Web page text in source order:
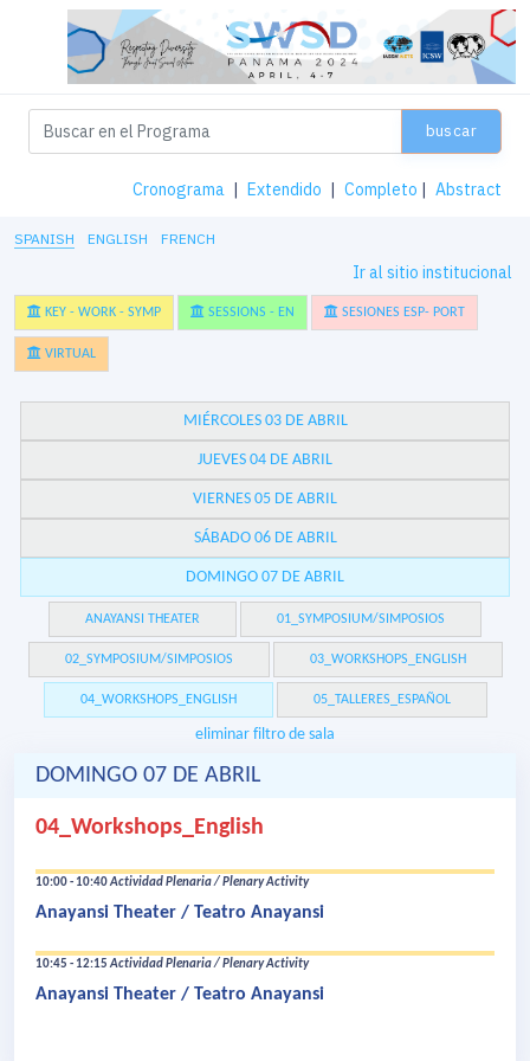
buscar
Cronograma | Extendido | Completo | Abstract
SPANISH ENGLISH FRENCH
Ir al sitio institucional
KEY - WORK - SYMP SESSIONS - EN SESIONES ESP- PORT
VIRTUAL
MIÉRCOLES 03 DE ABRIL
JUEVES 04 DE ABRIL
VIERNES 05 DE ABRIL
SÁBADO 06 DE ABRIL
DOMINGO 07 DE ABRIL
ANAYANSI THEATER 01_SYMPOSIUM/SIMPOSIOS
02_SYMPOSIUM/SIMPOSIOS 03_WORKSHOPS_ENGLISH
04_WORKSHOPS_ENGLISH 05_TALLERES_ESPAÑOL
eliminar filtro de sala
DOMINGO 07 DE ABRIL
04_Workshops_English
10:00 - 10:40Actividad Plenaria / Plenary Activity
Anayansi Theater / Teatro Anayansi
10:45 - 12:15Actividad Plenaria / Plenary Activity
Anayansi Theater / Teatro Anayansi